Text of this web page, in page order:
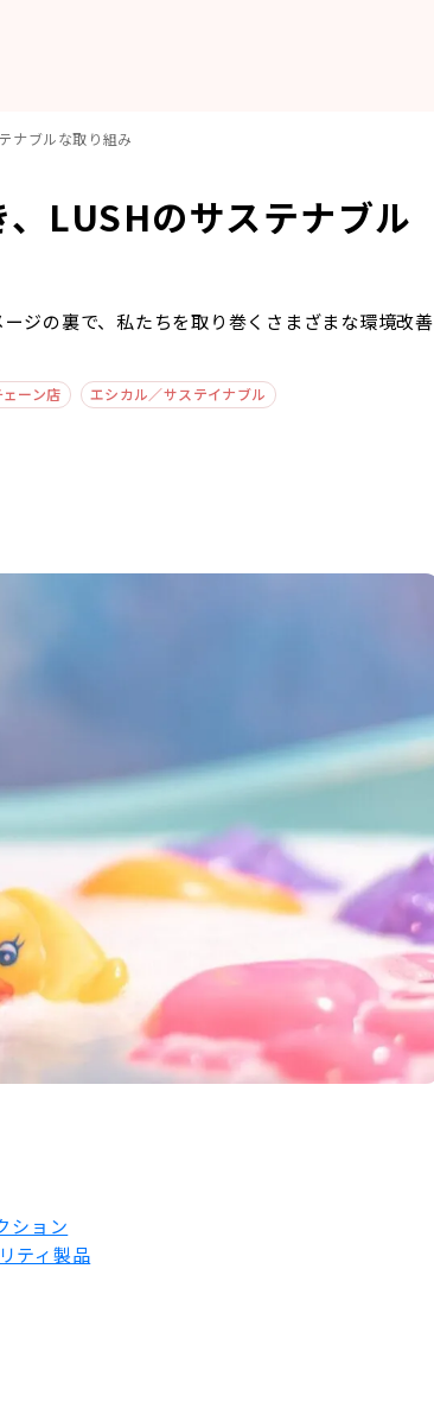
ナブルな取り組み
LUSHのサステナブル
ジの裏で、私たちを取り巻くさまざまな環境改善
ーン店
エシカル／サステイナブル
ション
ティ製品